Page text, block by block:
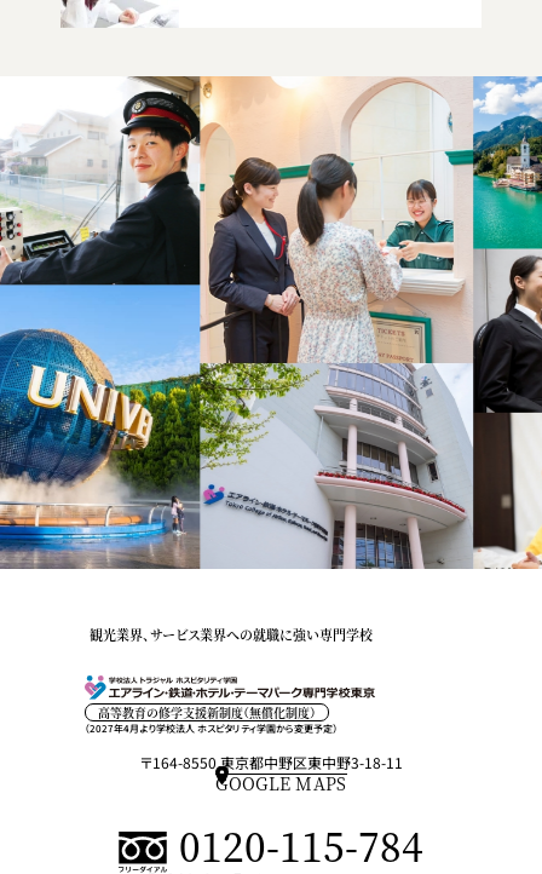
観光業界、サービス業界への就職に強い専門学校
高等教育の修学支援新制度（無償化制度）
（2027年4月より学校法人 ホスピタリティ学園から変更予定）
〒164-8550 東京都中野区東中野3-18-11
GOOGLE MAPS
0120-115-784